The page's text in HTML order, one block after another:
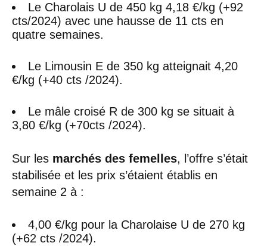
Le Charolais U de 450 kg 4,18 €/kg (+92
cts/2024) avec une hausse de 11 cts en
quatre semaines.
Le Limousin E de 350 kg atteignait 4,20
€/kg (+40 cts /2024).
Le mâle croisé R de 300 kg se situait à
3,80 €/kg (+70cts /2024).
Sur les marchés des femelles, l’offre s’était
stabilisée et les prix s’étaient établis en
semaine 2 à :
4,00 €/kg pour la Charolaise U de 270 kg
(+62 cts /2024).